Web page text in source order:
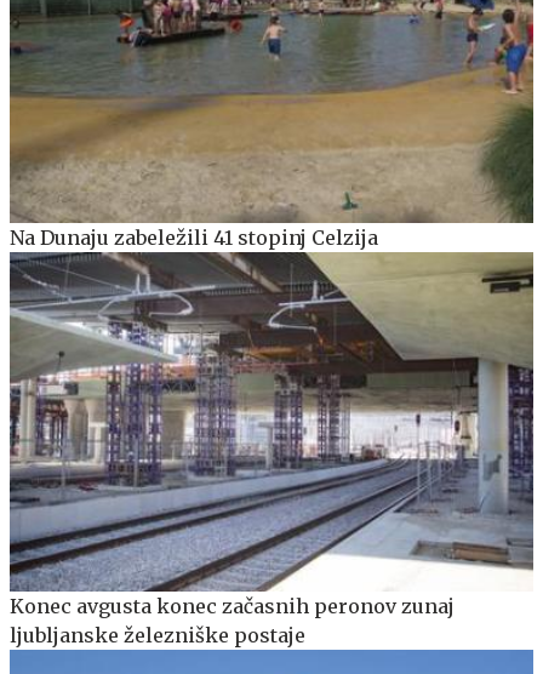
Na Dunaju zabeležili 41 stopinj Celzija
Konec avgusta konec začasnih peronov zunaj
ljubljanske železniške postaje